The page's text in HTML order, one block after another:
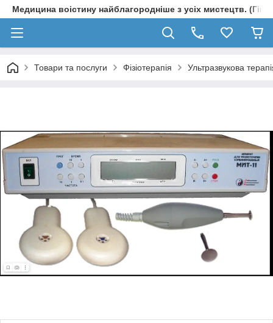
Медицина воістину найблагородніше з усіх мистецтв.
Товари та послуги Фізіотерапія Ультразвукова